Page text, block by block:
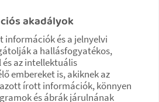
akadályok
információk és a jelnyelvi
a hallásfogyatékos,
az intellektuális
embereket is, akiknek az
írott információk, könnyen
és ábrák járulnának